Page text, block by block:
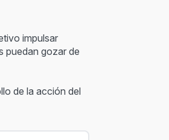
impulsar
puedan gozar de
de la acción del